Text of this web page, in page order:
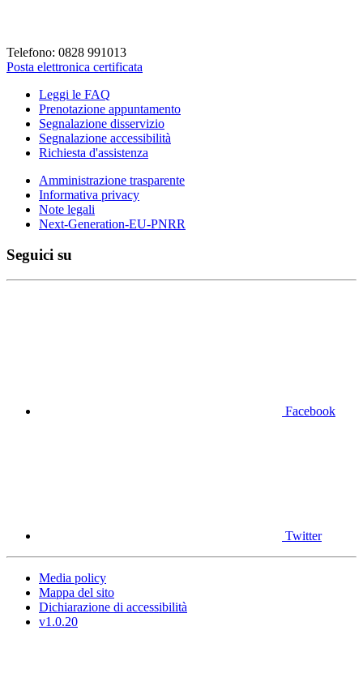
Telefono: 0828 991013
Posta elettronica certificata
Leggi le FAQ
Prenotazione appuntamento
Segnalazione disservizio
Segnalazione accessibilità
Richiesta d'assistenza
Amministrazione trasparente
Informativa privacy
Note legali
Next-Generation-EU-PNRR
Seguici su
Facebook
Twitter
Media policy
Mappa del sito
Dichiarazione di accessibilità
v1.0.20